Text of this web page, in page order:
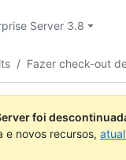
Server 3.8
/ Fazer check-out
foi
e novos recursos,